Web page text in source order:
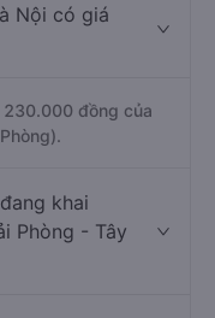
Nội có giá
230.000 đồng của
khai
Phòng - Tây